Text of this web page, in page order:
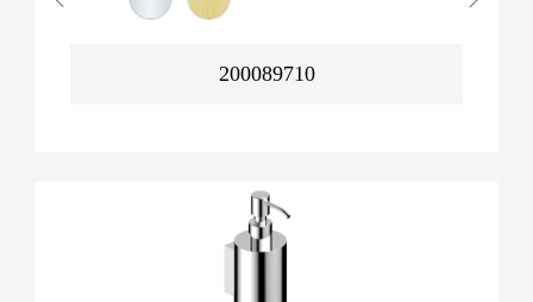
200089710